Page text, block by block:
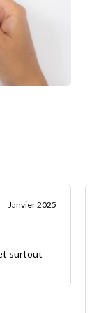
Janvier 2025
surtout